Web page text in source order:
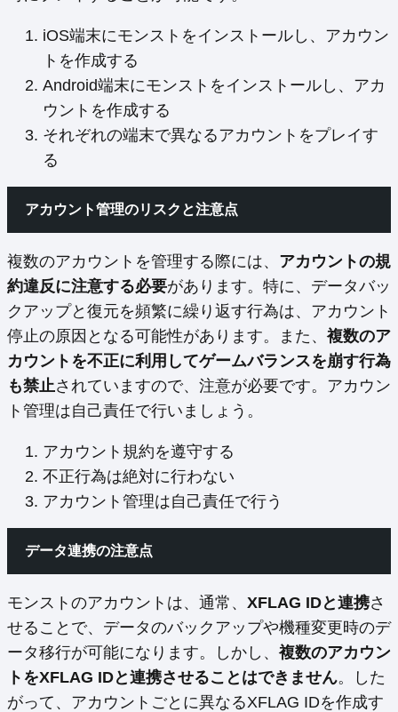
iOS端末にモンストをインストールし、アカウン
トを作成する
Android端末にモンストをインストールし、アカ
ウントを作成する
それぞれの端末で異なるアカウントをプレイす
る
アカウント管理のリスクと注意点
複数のアカウントを管理する際には、 アカウントの規
約違反に注意する必要があります。特に、データバッ
クアップと復元を頻繁に繰り返す行為は、アカウント
停止の原因となる可能性があります。また、 複数のア
カウントを不正に利用してゲームバランスを崩す行為
も禁止されていますので、注意が必要です。アカウン
ト管理は自己責任で行いましょう。
アカウント規約を遵守する
不正行為は絶対に行わない
アカウント管理は自己責任で行う
データ連携の注意点
モンストのアカウントは、通常、 XFLAG IDと連携さ
せることで、データのバックアップや機種変更時のデ
ータ移行が可能になります。しかし、 複数のアカウン
トをXFLAG IDと連携させることはできません。した
がって、アカウントごとに異なるXFLAG IDを作成す